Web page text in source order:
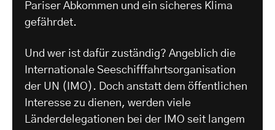
Pariser Abkommen und ein sicheres Klima
gefährdet.
Und wer ist dafür zuständig? Angeblich die
Internationale Seeschifffahrtsorganisation
der UN (IMO). Doch anstatt dem öffentlichen
Interesse zu dienen, werden viele
Länderdelegationen bei der IMO seit langem